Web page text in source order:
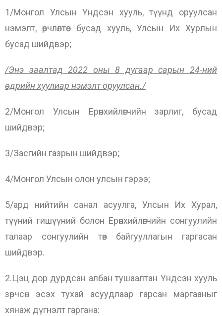
1/Монгол Улсын Үндсэн хууль, түүнд оруулсан
нэмэлт, өөрчлөлтөөс бусад хууль, Улсын Их Хурлын
бусад шийдвэр;
/Энэ заалтад 2022 оны 8 дугаар сарын 24-ний
өдрийн хуулиар нэмэлт оруулсан./
2/Монгол Улсын Ерөнхийлөгчийн зарлиг, бусад
шийдвэр;
3/Засгийн газрын шийдвэр;
4/Монгол Улсын олон улсын гэрээ;
5/ард нийтийн санал асуулга, Улсын Их Хурал,
түүний гишүүний болон Ерөнхийлөгчийн сонгуулийн
талаар сонгуулийн төв байгууллагын гаргасан
шийдвэр.
2.Цэц дор дурдсан албан тушаалтан Үндсэн хууль
зөрчсөн эсэх тухай асуудлаар гарсан маргааныг
хянаж дүгнэлт гаргана: